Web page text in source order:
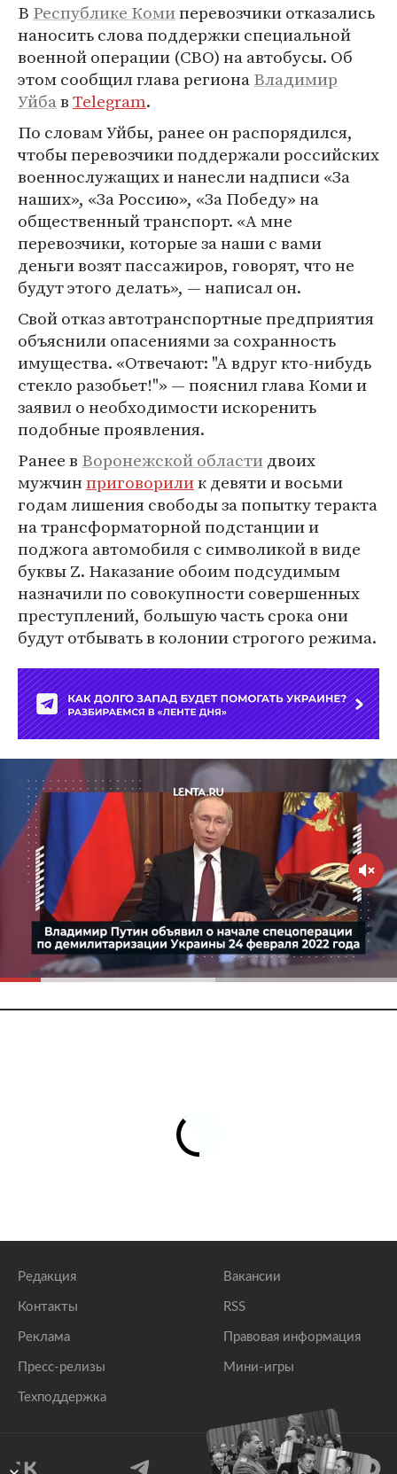
В Республике Комиперевозчики отказались
наносить слова поддержки специальной
военной операции (СВО) на автобусы. Об
этом сообщил глава регионаВладимир
УйбавTelegram.
По словам Уйбы, ранее он распорядился,
чтобы перевозчики поддержали российских
военнослужащих и нанесли надписи «За
наших», «За Россию», «За Победу» на
общественный транспорт. «А мне
перевозчики, которые за наши с вами
деньги возят пассажиров, говорят, что не
будут этого делать», — написал он.
Свой отказ автотранспортные предприятия
объяснили опасениями за сохранность
имущества. «Отвечают: "А вдруг кто-нибудь
стекло разобьет!"» — пояснил глава Коми и
заявил о необходимости искоренить
подобные проявления.
Ранее в Воронежской областидвоих
мужчинприговорилик девяти и восьми
годам лишения свободы за попытку теракта
на трансформаторной подстанции и
поджога автомобиля с символикой в виде
буквы Z. Наказание обоим подсудимым
назначили по совокупности совершенных
преступлений, большую часть срока они
будут отбывать в колонии строгого режима.
Редакция
Контакты
Реклама
Пресс-релизы
Техподдержка
Вакансии
RSS
Правовая информация
Мини-игры